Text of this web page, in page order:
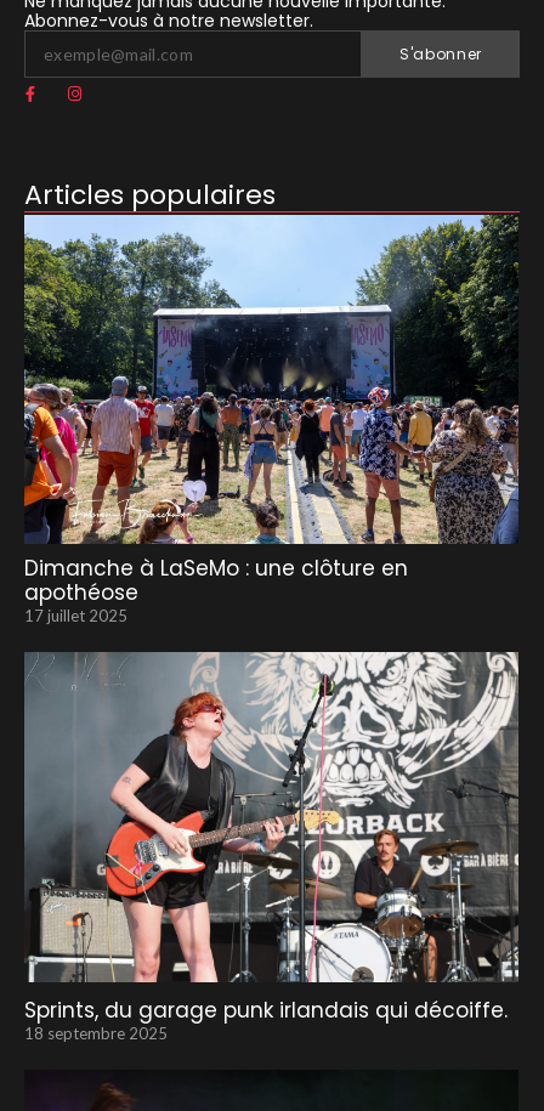
Abonnez-vous à notre newsletter.
S'abonner
Articles populaires
Dimanche à LaSeMo : une clôture en
apothéose
17 juillet 2025
Sprints, du garage punk irlandais qui décoiffe.
18 septembre 2025